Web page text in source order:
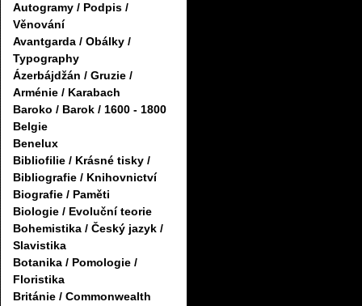
Autogramy / Podpis /
Věnování
Avantgarda / Obálky /
Typography
Ázerbájdžán / Gruzie /
Arménie / Karabach
Baroko / Barok / 1600 - 1800
Belgie
Benelux
Bibliofilie / Krásné tisky /
Bibliografie / Knihovnictví
Biografie / Paměti
Biologie / Evoluční teorie
Bohemistika / Český jazyk /
Slavistika
Botanika / Pomologie /
Floristika
Británie / Commonwealth